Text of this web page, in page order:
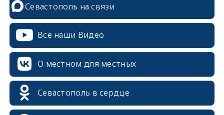
Севастополь на связи
Все наши Видео
О местном для местных
Севастополь в сердце